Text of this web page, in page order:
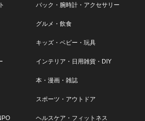
バック・腕時計・アクセサリー
グルメ・飲食
キッズ・ベビー・玩具
インテリア・日用雑貨・DIY
本・漫画・雑誌
スポーツ・アウトドア
ヘルスケア・フィットネス